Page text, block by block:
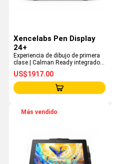
Xencelabs Pen Display
24+
Experiencia de dibujo de primera
clase | Calman Ready integrado |
Pantalla 4K UHD I Compatibilidad
con HP Anyware®
US$1917.00
Más vendido